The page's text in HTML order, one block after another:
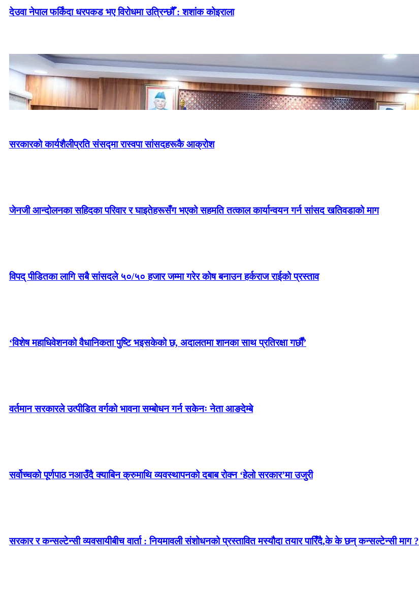
देउवा नेपाल फर्किंदा धरपकड भए विरोधमा उत्रिन्छौँ : शशांक कोइराला
सरकारको कार्यशैलीप्रति संसद्‍मा रास्वपा सांसदहरूकै आक्रोश
जेनजी आन्दोलनका सहिदका परिवार र घाइतेहरूसँग भएको सहमति तत्काल कार्यान्वयन गर्न सांसद खतिवडाको माग
विपद् पीडितका लागि सबै सांसदले ५०/५० हजार जम्मा गरेर कोष बनाउन हर्कराज राईको प्रस्ताव
‘विशेष महाधिवेशनको वैधानिकता पुष्टि भइसकेको छ, अदालतमा शानका साथ प्रतिरक्षा गर्छौं’
वर्तमान सरकारले उत्पीडित वर्गको भावना सम्बोधन गर्न सकेनः नेता आङदेम्बे
सर्वोच्चको पूर्णपाठ नआउँदै क्याबिन क्रुमाथि व्यवस्थापनको दबाब रोक्न ‘हेलो सरकार’मा उजुरी
सरकार र कन्सल्टेन्सी व्यवसायीबीच वार्ता : नियमावली संशोधनको प्रस्तावित मस्यौदा तयार पारिँदै,के के छन् कन्सल्टेन्सी माग ?